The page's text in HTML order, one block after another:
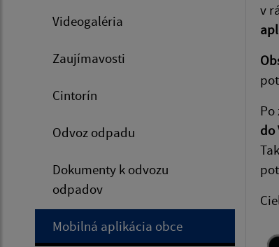
Videogaléria
Zaujímavosti
Cintorín
Odvoz odpadu
Dokumenty k odvozu
odpadov
Mobilná aplikácia obce
v
Po
do